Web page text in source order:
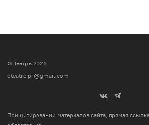
© Театръ 2026
oteatre.pr@gmail.com
При цитировании материалов сайта, прямая